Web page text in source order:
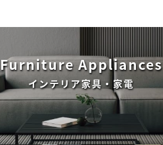
Furniture Appliances
インテリア家具・家電